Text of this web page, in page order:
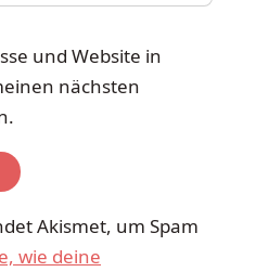
und Website in
nächsten
Akismet, um Spam
wie deine